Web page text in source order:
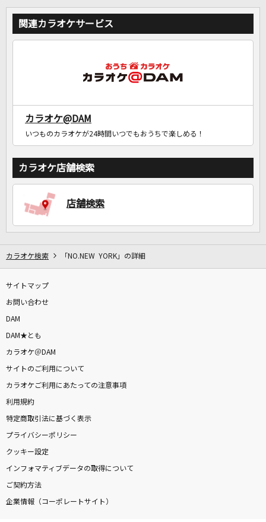
関連カラオケサービス
カラオケ@DAM
いつものカラオケが24時間いつでもおうちで楽しめる！
カラオケ店舗検索
店舗検索
カラオケ検索 「NO.NEW YORK」の詳細
サイトマップ
お問い合わせ
DAM
DAM★とも
カラオケ＠DAM
サイトのご利用について
カラオケご利用にあたっての注意事項
利用規約
特定商取引法に基づく表示
プライバシーポリシー
クッキー設定
インフォマティブデータの取得について
ご契約方法
企業情報（コーポレートサイト）